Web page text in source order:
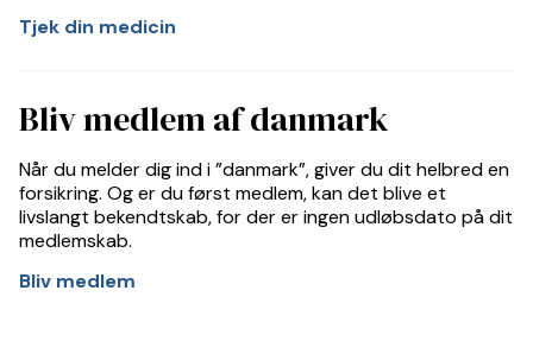
Tjek din medicin
Bliv medlem af danmark
Når du melder dig ind i ”danmark”, giver du dit helbred en
forsikring. Og er du først medlem, kan det blive et
livslangt bekendtskab, for der er ingen udløbsdato på dit
medlemskab.
Bliv medlem